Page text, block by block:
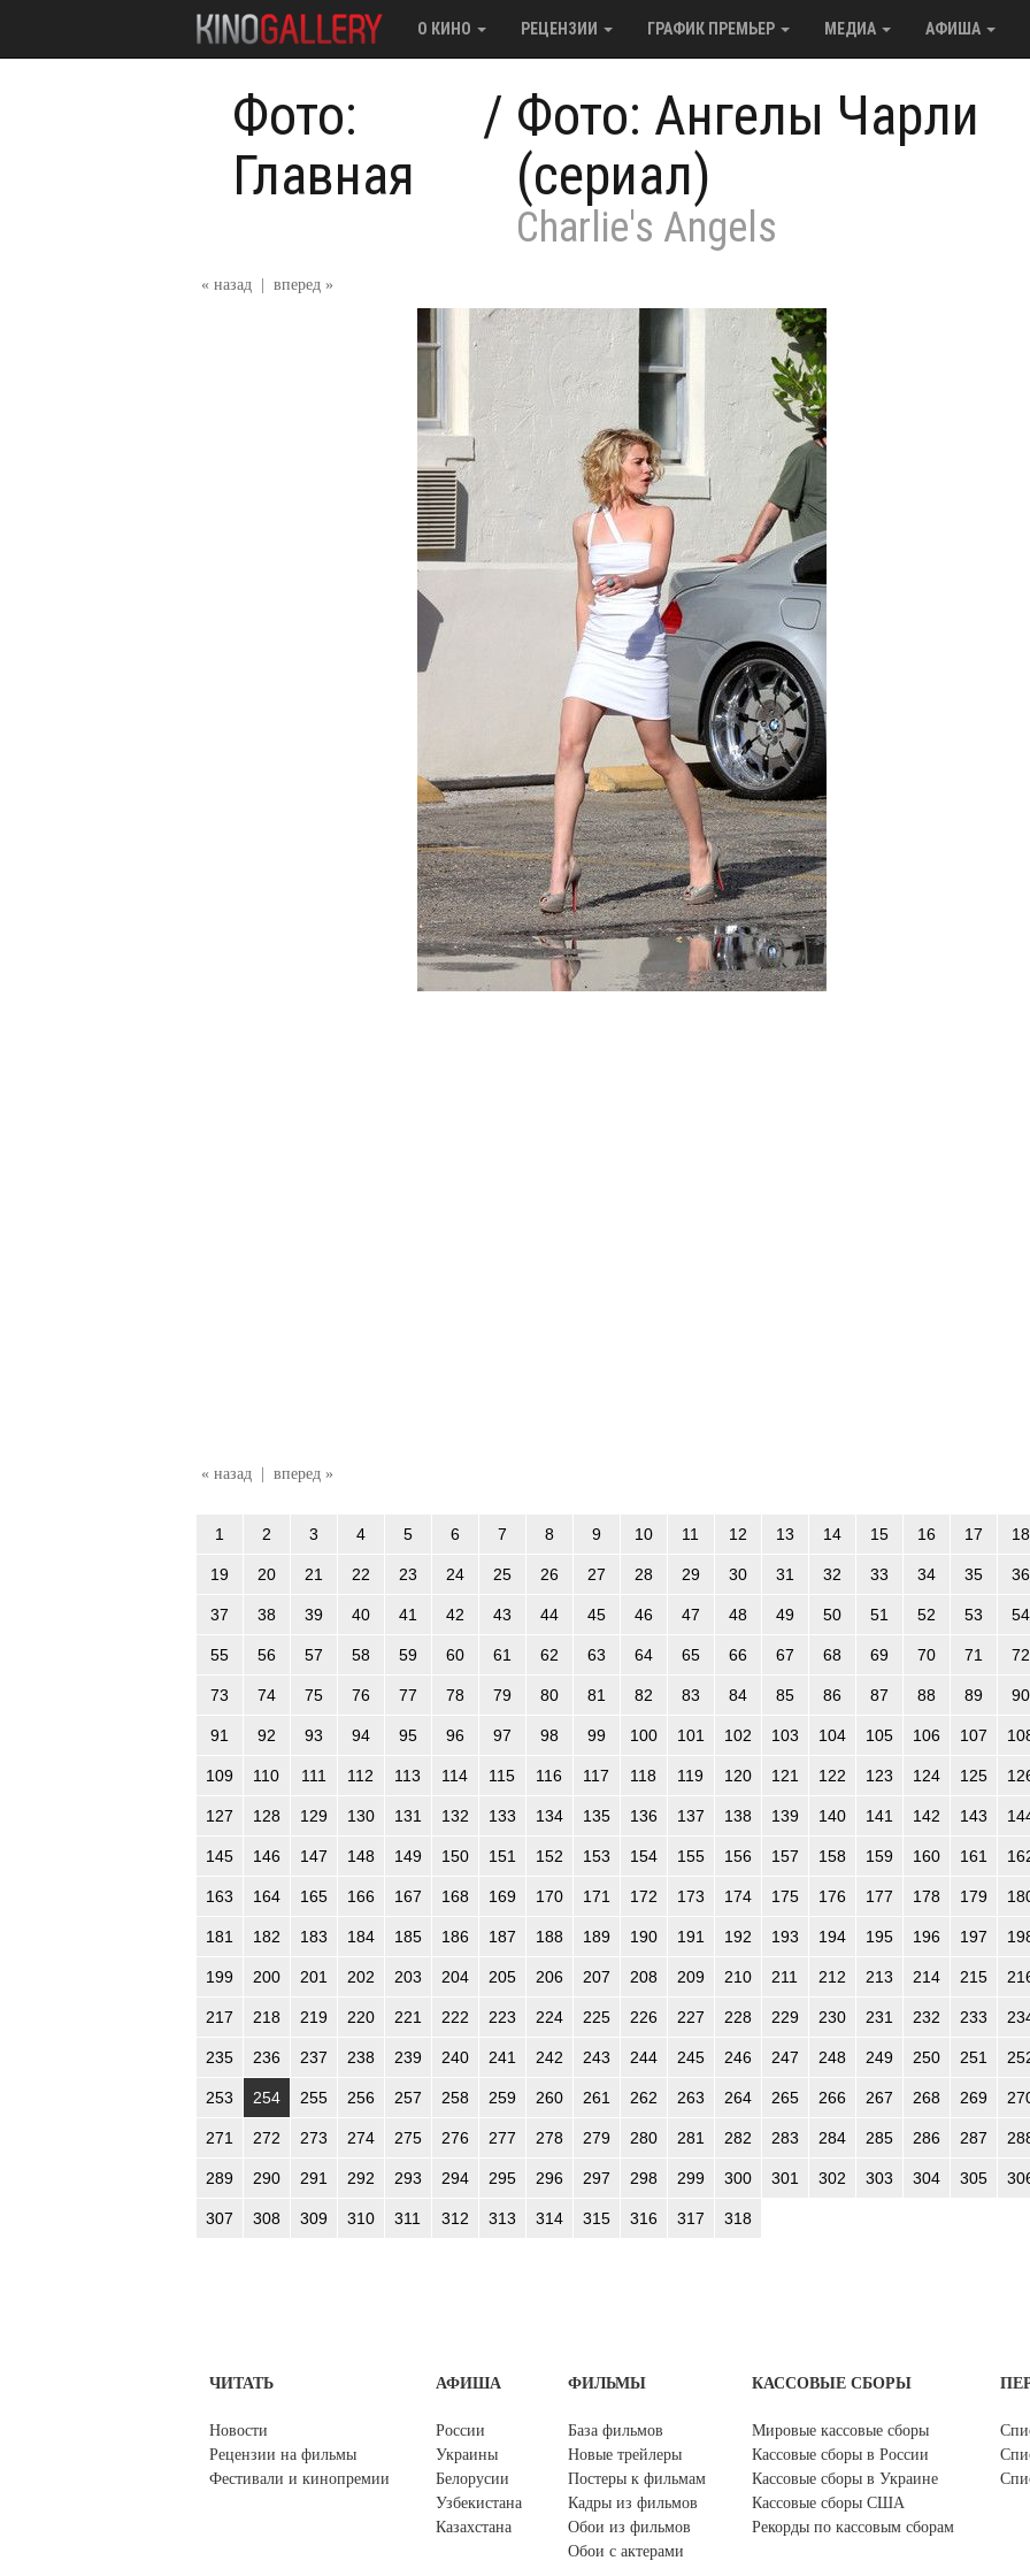
О КИНО РЕЦЕНЗИИ ГРАФИК ПРЕМЬЕР МЕДИА АФИША
Фото:
Главная
/ Фото: Ангелы Чарли
(сериал)
Charlie's Angels
« назад вперед »
« назад вперед »
1 2 3 4 5 6 7 8 9 10 11 12 13 14 15 16 17 18
19 20 21 22 23 24 25 26 27 28 29 30 31 32 33 34 35 36
37 38 39 40 41 42 43 44 45 46 47 48 49 50 51 52 53 54
55 56 57 58 59 60 61 62 63 64 65 66 67 68 69 70 71 72
73 74 75 76 77 78 79 80 81 82 83 84 85 86 87 88 89 90
91 92 93 94 95 96 97 98 99 100 101 102 103 104 105 106 107
109 110 111 112 113 114 115 116 117 118 119 120 121 122 123 124 125
127 128 129 130 131 132 133 134 135 136 137 138 139 140 141 142 143
145 146 147 148 149 150 151 152 153 154 155 156 157 158 159 160 161
163 164 165 166 167 168 169 170 171 172 173 174 175 176 177 178 179
181 182 183 184 185 186 187 188 189 190 191 192 193 194 195 196 197
199 200 201 202 203 204 205 206 207 208 209 210 211 212 213 214 215
217 218 219 220 221 222 223 224 225 226 227 228 229 230 231 232 233
235 236 237 238 239 240 241 242 243 244 245 246 247 248 249 250 251
253 254 255 256 257 258 259 260 261 262 263 264 265 266 267 268 269
271 272 273 274 275 276 277 278 279 280 281 282 283 284 285 286 287
289 290 291 292 293 294 295 296 297 298 299 300 301 302 303 304 305
307 308 309 310 311 312 313 314 315 316 317 318
ЧИТАТЬ
Новости
Рецензии на фильмы
Фестивали и кинопремии
АФИША
России
Украины
Белорусии
Узбекистана
Казахстана
ФИЛЬМЫ
База фильмов
Новые трейлеры
Постеры к фильмам
Кадры из фильмов
Обои из фильмов
Обои с актерами
КАССОВЫЕ СБОРЫ
Мировые кассовые сборы
Кассовые сборы в России
Кассовые сборы в Украине
Кассовые сборы США
Рекорды по кассовым сборам